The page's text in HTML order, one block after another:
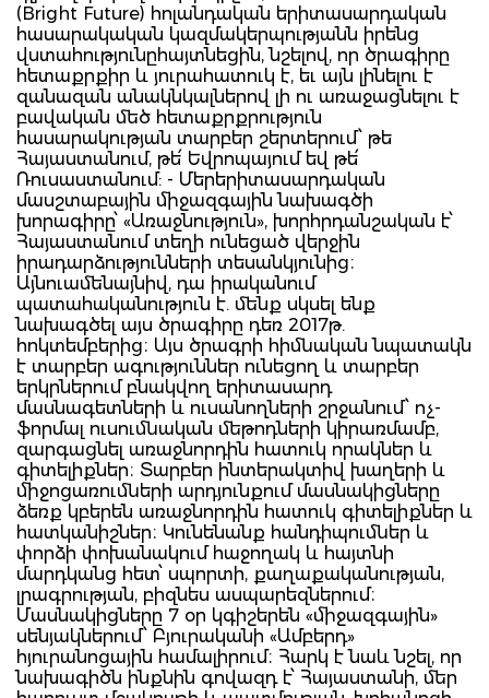
(Bright Future) հոլանդական երիտասարդական
հասարակական կազմակերպությանն իրենց
վստահությունըհայտնեցին, նշելով, որ ծրագիրը
հետաքրքիր և յուրահատուկ է, եւ այն լինելու է
զանազան անակնկալներով լի ու առաջացնելու է
բավական մեծ հետաքրքրություն
հասարակության տարբեր շերտերում՝ թե
Հայաստանում, թե՛ Եվրոպայում եվ թե՛
Ռուսաստանում: - Մերերիտասարդական
մասշտաբային միջազգային նախագծի
խորագիրը՝ «Առաջնություն», խորհրդանշական է՝
Հայաստանում տեղի ունեցած վերջին
իրադարձությունների տեսանկյունից։
Այնուամենայնիվ, դա իրականում
պատահականություն է. մենք սկսել ենք
նախագծել այս ծրագիրը դեռ 2017թ.
հոկտեմբերից։ Այս ծրագրի հիմնական նպատակն
է տարբեր ագություններ ունեցող և տարբեր
երկրներում բնակվող երիտասարդ
մասնագետների և ուսանողների շրջանում՝ ոչ-
ֆորմալ ուսումնական մեթոդների կիրառմամբ,
զարգացնել առաջնորդին հատուկ որակներ և
գիտելիքներ։ Տարբեր ինտերակտիվ խաղերի և
միջոցառումների արդյունքում մասնակիցները
ձեռք կբերեն առաջնորդին հատուկ գիտելիքներ և
հատկանիշներ։ Կունենանք հանդիպումներ և
փորձի փոխանակում հաջողակ և հայտնի
մարդկանց հետ՝ սպորտի, քաղաքականության,
լրագրության, բիզնես ասպարեզներում։
Մասնակիցները 7 օր կգիշերեն «միջազգային»
սենյակներում՝ Բյուրականի «Ամբերդ»
հյուրանոցային համալիրում։ Հարկ է նաև նշել, որ
նախագիծն ինքնին գովազդ է՝ Հայաստանի, մեր